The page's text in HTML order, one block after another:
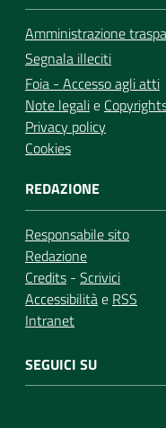
Amministrazione
Segnala illeciti
Foia - Accesso agli atti
Note legalie
Privacy policy
Cookies
REDAZIONE
Responsabile sito
Redazione
Credits - Scrivici
Accessibilitàe RSS
Intranet
SEGUICI SU